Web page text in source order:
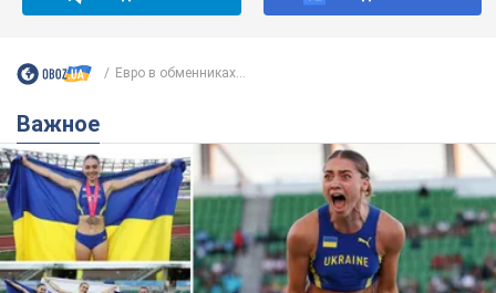
Евро в обменниках...
Важное